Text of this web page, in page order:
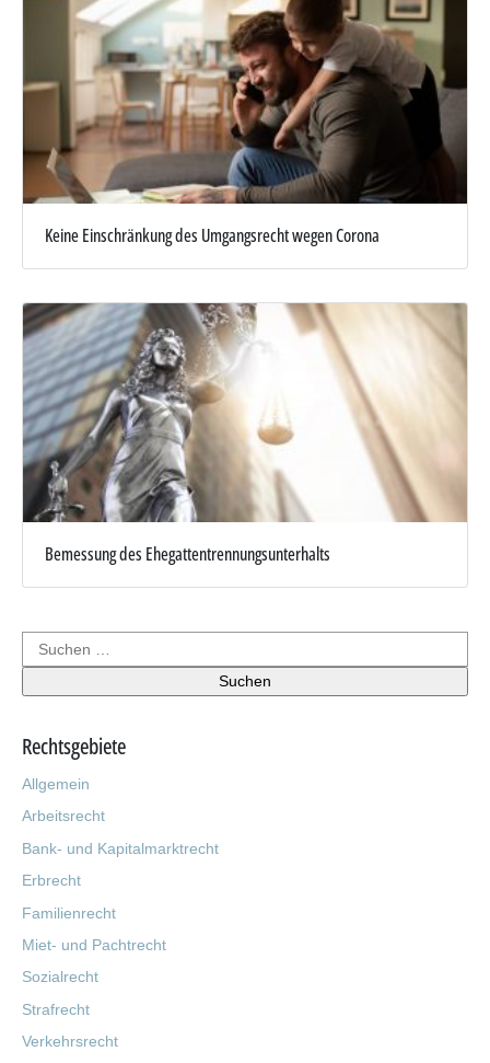
Keine Einschränkung des Umgangsrecht wegen Corona
Bemessung des Ehegattentrennungsunterhalts
Rechtsgebiete
Allgemein
Arbeitsrecht
Bank- und Kapitalmarktrecht
Erbrecht
Familienrecht
Miet- und Pachtrecht
Sozialrecht
Strafrecht
Verkehrsrecht